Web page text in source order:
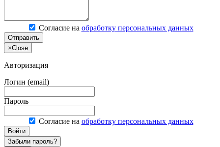
Согласие на обработку персональных данных
Отправить
×Close
Авторизация
Логин (email)
Пароль
Согласие на обработку персональных данных
Войти
Забыли пароль?